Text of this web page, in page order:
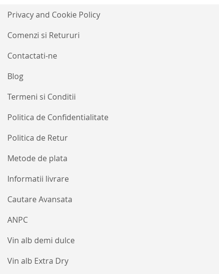
Termeni si Conditii
Politica de Confidentialitate
Politica de Retur
Metode de plata
Informatii livrare
Cautare Avansata
ANPC
Vin alb demi dulce
Vin alb Extra Dry
Privacy and Cookie Policy
Comenzi si Retururi
Contactati-ne
Blog
Buletinele
noastre
informative